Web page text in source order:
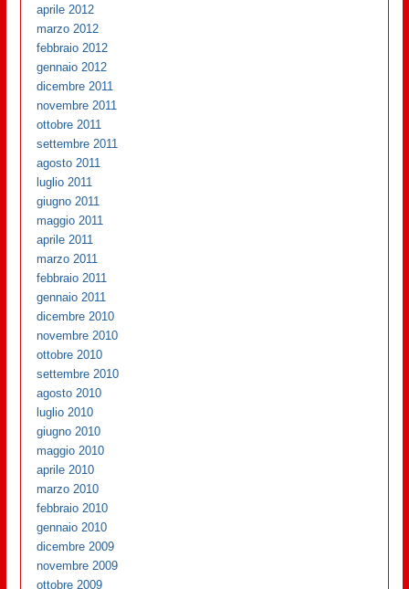
aprile 2012
marzo 2012
febbraio 2012
gennaio 2012
dicembre 2011
novembre 2011
ottobre 2011
settembre 2011
agosto 2011
luglio 2011
giugno 2011
maggio 2011
aprile 2011
marzo 2011
febbraio 2011
gennaio 2011
dicembre 2010
novembre 2010
ottobre 2010
settembre 2010
agosto 2010
luglio 2010
giugno 2010
maggio 2010
aprile 2010
marzo 2010
febbraio 2010
gennaio 2010
dicembre 2009
novembre 2009
ottobre 2009